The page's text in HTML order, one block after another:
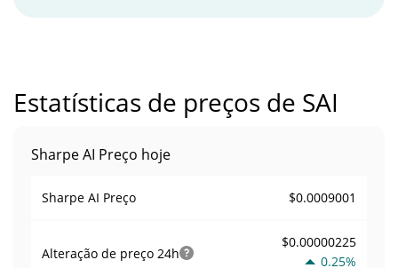
Estatísticas de preços de SAI
Sharpe AI Preço hoje
Sharpe AI Preço $0.0009001
Alteração de preço 24h
$0.00000225
0.25%